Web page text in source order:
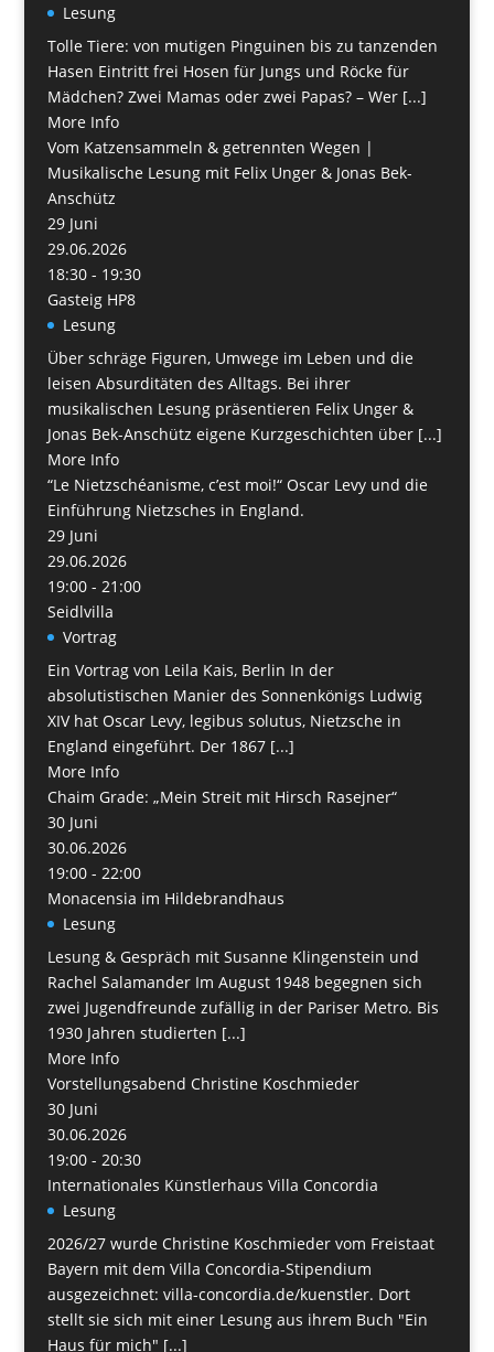
Lesung
Tolle Tiere: von mutigen Pinguinen bis zu tanzenden
Hasen Eintritt frei Hosen für Jungs und Röcke für
Mädchen? Zwei Mamas oder zwei Papas? – Wer [...]
More Info
Vom Katzensammeln & getrennten Wegen |
Musikalische Lesung mit Felix Unger & Jonas Bek-
Anschütz
29 Juni
29.06.2026
18:30 - 19:30
Gasteig HP8
Lesung
Über schräge Figuren, Umwege im Leben und die
leisen Absurditäten des Alltags. Bei ihrer
musikalischen Lesung präsentieren Felix Unger &
Jonas Bek-Anschütz eigene Kurzgeschichten über [...]
More Info
“Le Nietzschéanisme, c’est moi!“ Oscar Levy und die
Einführung Nietzsches in England.
29 Juni
29.06.2026
19:00 - 21:00
Seidlvilla
Vortrag
Ein Vortrag von Leila Kais, Berlin In der
absolutistischen Manier des Sonnenkönigs Ludwig
XIV hat Oscar Levy, legibus solutus, Nietzsche in
England eingeführt. Der 1867 [...]
More Info
Chaim Grade: „Mein Streit mit Hirsch Rasejner“
30 Juni
30.06.2026
19:00 - 22:00
Monacensia im Hildebrandhaus
Lesung
Lesung & Gespräch mit Susanne Klingenstein und
Rachel Salamander Im August 1948 begegnen sich
zwei Jugendfreunde zufällig in der Pariser Metro. Bis
1930 Jahren studierten [...]
More Info
Vorstellungsabend Christine Koschmieder
30 Juni
30.06.2026
19:00 - 20:30
Internationales Künstlerhaus Villa Concordia
Lesung
2026/27 wurde Christine Koschmieder vom Freistaat
Bayern mit dem Villa Concordia-Stipendium
ausgezeichnet: villa-concordia.de/kuenstler. Dort
stellt sie sich mit einer Lesung aus ihrem Buch "Ein
Haus für mich" [...]